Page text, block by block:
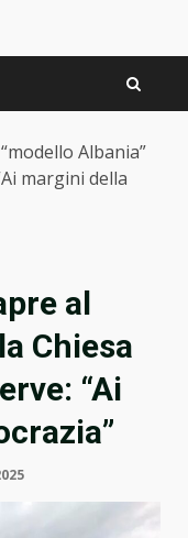
Albania”
margini della
al
Chiesa
“Ai